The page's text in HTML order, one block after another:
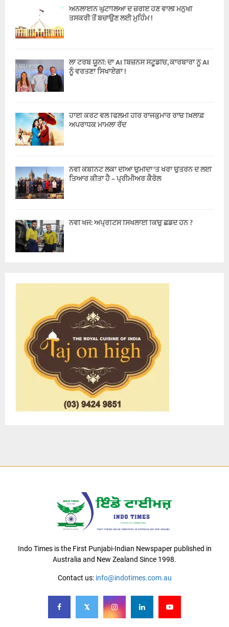
ਔਨਲਾਈਨ ਘੁਟਾਲਿਆਂ ਦੇ ਜ਼ਰੀਏ ਹੋਣ ਵਾਲੀ ਮਨੁੱਖੀ
ਤਸਕਰੀ ਤੋਂ ਬਚਾਉਣ ਲਈ ਮੁਹਿੰਮ !
ਲਾ ਟਰੋਬ ਯੂਨੀ: ਦਾ AI ਬਿਜ਼ਨਸ ਸਟੂਡੀਓ, ਕਾਰੋਬਾਰਾਂ ਨੂੰ AI
ਨੂੰ ਵਰਤਣਾ ਸਿਖਾਏਗਾ !
ਹਾਈ ਕੋਰਟ ਵਲੋਂ ਫਿਲਮੀ ਹੀਰੋ ਰਾਜਕੁਮਾਰ ਰਾਓ ਖ਼ਿਲਾਫ਼
ਅਪਰਾਧਕ ਮਾਮਲਾ ਰੱਦ
ਨਵੀਂ ਕੈਬਨਿਟ ਲੋਕਾਂ ਦੀਆਂ ਉਮੀਦਾਂ ‘ਤੇ ਖਰਾ ਉਤਰਨ ਦੇ ਲਈ
ਤਿਆਰ ਕੀਤਾ ਹੈ – ਪ੍ਰੀਮੀਅਰ ਕੈਰੋਲ
ਨਵੀਂ ਖੋਜ: ਅਪ੍ਰੈਂਟਿਸ ਸਿਖਲਾਈ ਕਿਉਂ ਛੱਡਦੇ ਹਨ ?
Indo Times is the First Punjabi-Indian Newspaper published in
Australia and New Zealand Since 1998.
Contact us: info@indotimes.com.au